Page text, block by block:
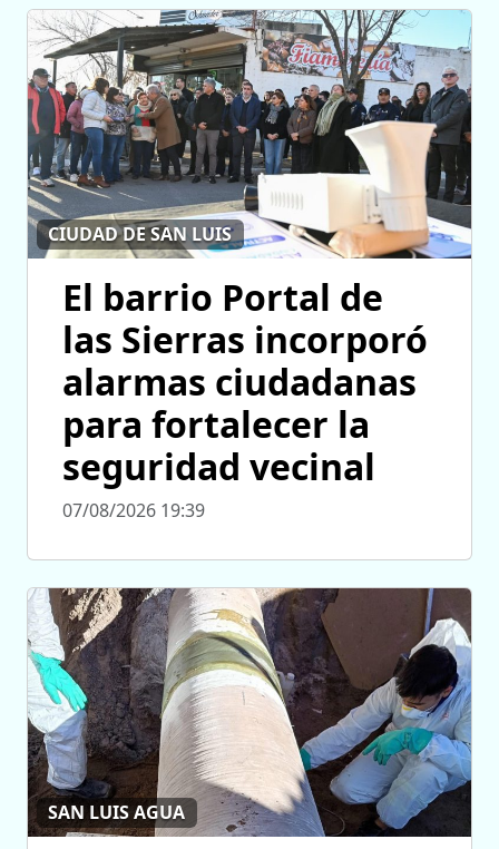
CIUDAD DE SAN LUIS
El barrio Portal de
las Sierras incorporó
alarmas ciudadanas
para fortalecer la
seguridad vecinal
07/08/2026 19:39
SAN LUIS AGUA